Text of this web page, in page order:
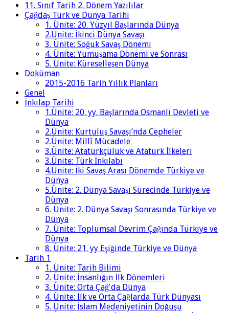
11. Sınıf Tarih 2. Dönem Yazılılar
Çağdaş Türk ve Dünya Tarihi
1. Ünite: 20. Yüzyıl Başlarında Dünya
2.Ünite: İkinci Dünya Savaşı
3. Ünite: Soğuk Savaş Dönemi
4. Ünite: Yumuşama Dönemi ve Sonrası
5. Ünite: Küreselleşen Dünya
Doküman
2015-2016 Tarih Yıllık Planları
Genel
İnkılap Tarihi
1.Ünite: 20. yy. Başlarında Osmanlı Devleti ve
Dünya
2.Ünite: Kurtuluş Savaşı’nda Cepheler
2.Ünite: Millî Mücadele
3.Ünite: Atatürkçülük ve Atatürk İlkeleri
3.Ünite: Türk İnkılabı
4.Ünite: İki Savaş Arası Dönemde Türkiye ve
Dünya
5.Ünite: 2. Dünya Savaşı Sürecinde Türkiye ve
Dünya
6. Ünite: 2. Dünya Savaşı Sonrasında Türkiye ve
Dünya
7. Ünite: Toplumsal Devrim Çağında Türkiye ve
Dünya
8. Ünite: 21. yy Eşiğinde Türkiye ve Dünya
Tarih 1
1. Ünite: Tarih Bilimi
2. Ünite: İnsanlığın İlk Dönemleri
3. Ünite: Orta Çağ'da Dünya
4. Ünite: İlk ve Orta Çağlarda Türk Dünyası
5. Ünite: İslam Medeniyetinin Doğuşu